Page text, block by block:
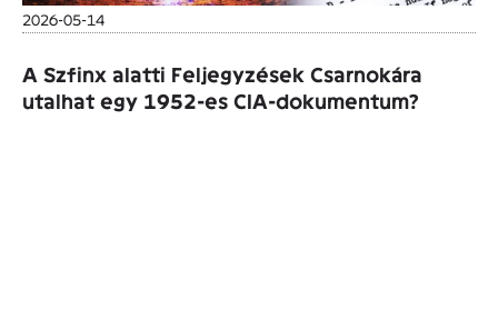
2026-05-14
A Szfinx alatti Feljegyzések Csarnokára
utalhat egy 1952-es CIA-dokumentum?